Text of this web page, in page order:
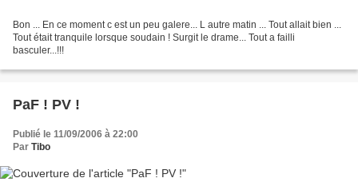
Bon ... En ce moment c est un peu galere... L autre matin ... Tout allait bien ...
Tout était tranquile lorsque soudain ! Surgit le drame... Tout a failli
basculer...!!!
PaF ! PV !
Publié le 11/09/2006 à 22:00
Par Tibo